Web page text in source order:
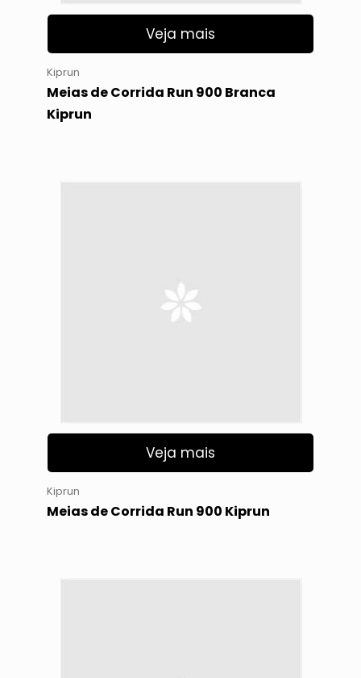
Veja mais
Kiprun
Meias de Corrida Run 900 Branca
Kiprun
Veja mais
Kiprun
Meias de Corrida Run 900 Kiprun